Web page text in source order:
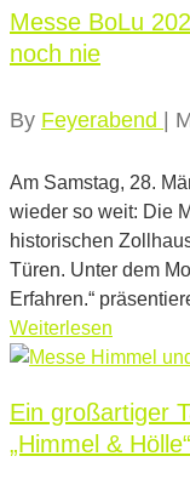
Messe BoLu
noch nie
By Feyerabend |
Am Samstag, 28.
wieder so weit: Die
historischen
Türen. Unter dem
Erfahren.“
Weiterlesen
Ein großartiger
„Himmel &